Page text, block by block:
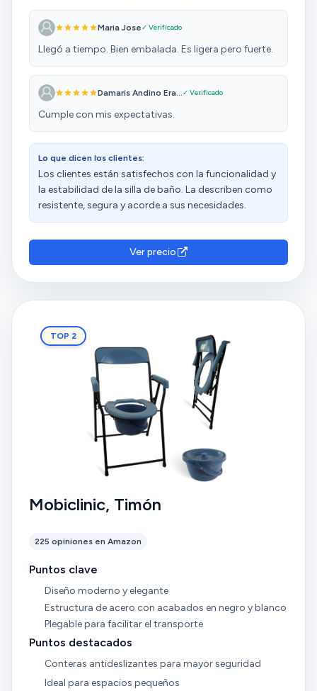
Maria Jose✓ Verificado
Llegó a tiempo. Bien embalada. Es ligera pero fuerte.
Damaris Andino Era...✓ Verificado
Cumple con mis expectativas.
Lo que dicen los clientes:
Los clientes están satisfechos con la funcionalidad y
la estabilidad de la silla de baño. La describen como
resistente, segura y acorde a sus necesidades.
Ver precio
TOP 2
Mobiclinic, Timón
225 opiniones en Amazon
Puntos clave
Diseño moderno y elegante
Estructura de acero con acabados en negro y blanco
Plegable para facilitar el transporte
Puntos destacados
Conteras antideslizantes para mayor seguridad
Ideal para espacios pequeños